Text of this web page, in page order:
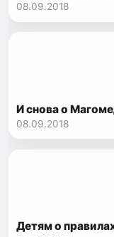
08.09.2018
И снова о
08.09.2018
Детям о